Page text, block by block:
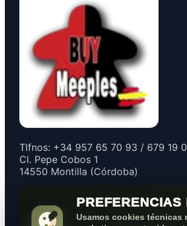
PREFERENCIAS
Usamos cookies técnicas
Tlfnos: +34 957 65 70 93 / 679 19
Cl. Pepe Cobos 1
14550 Montilla (Córdoba)